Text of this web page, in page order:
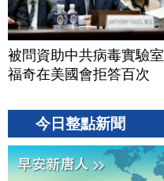
被問資助中共病毒實驗室
福奇在美國會拒答百次
今日整點新聞